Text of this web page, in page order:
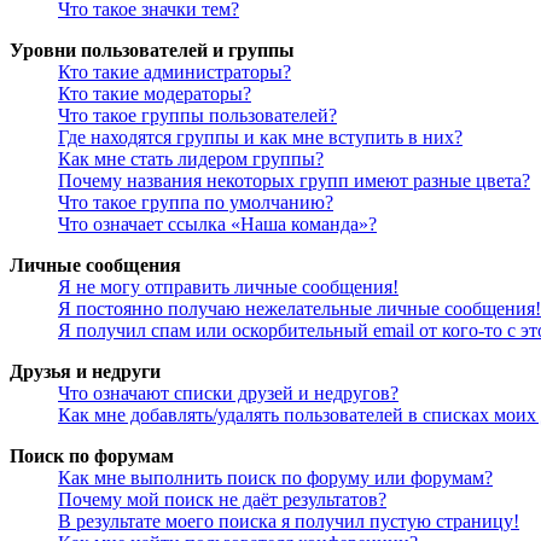
Что такое значки тем?
Уровни пользователей и группы
Кто такие администраторы?
Кто такие модераторы?
Что такое группы пользователей?
Где находятся группы и как мне вступить в них?
Как мне стать лидером группы?
Почему названия некоторых групп имеют разные цвета?
Что такое группа по умолчанию?
Что означает ссылка «Наша команда»?
Личные сообщения
Я не могу отправить личные сообщения!
Я постоянно получаю нежелательные личные сообщения!
Я получил спам или оскорбительный email от кого-то с
Друзья и недруги
Что означают списки друзей и недругов?
Как мне добавлять/удалять пользователей в списках
Поиск по форумам
Как мне выполнить поиск по форуму или форумам?
Почему мой поиск не даёт результатов?
В результате моего поиска я получил пустую страницу!